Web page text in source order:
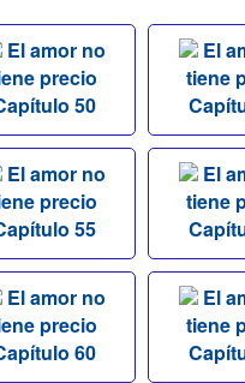
El amor no
precio
50
El
tiene
El amor no
precio
55
El
tiene
El amor no
precio
60
El
tiene